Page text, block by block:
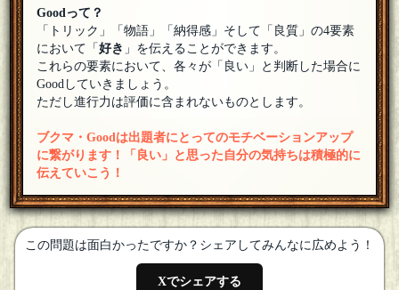
参加します！
天童 魔子
元灯台元暮らしさん toshさん ようこそなのです(ﾟдﾟ)ゞ
年08月15日 19:26]
ナナマガリ
これ以上質が上がると解説で毎回全私が泣きます（感動で
年08月15日 19:26]
tosh
参加します。
元灯台暮らし
参加します[編集済] [18年08月15日 19:26]
天童 魔子
しかし自分でも気づかないうちに型にはまっていたり視野が
狭くなっていたりするので質をあげたいのです
Goodって？
「トリック」「物語」「納得感」そして「良質」の4要素
において「好き 」を伝えることができます。
これらの要素において、各々が「良い」と判断した場合に
Goodしていきましょう。
ただし進行力は評価に含まれないものとします。
ブクマ・Goodは出題者にとってのモチベーションアップ
に繋がります！「良い」と思った自分の気持ちは積極的に
伝えていこう！
この問題は面白かったですか？シェアしてみんなに広めよう！
Xでシェアする